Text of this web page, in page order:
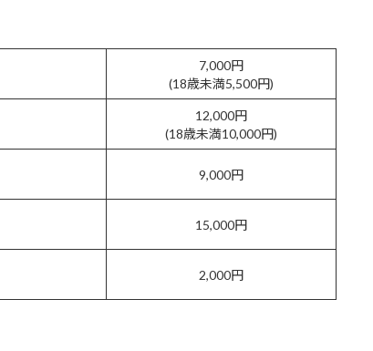
7,000円
(18歳未満5,500円)
12,000円
(18歳未満10,000円)
9,000円
15,000円
2,000円